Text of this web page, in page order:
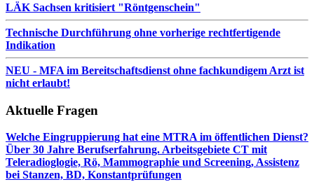
LÄK Sachsen kritisiert "Röntgenschein"
Technische Durchführung ohne vorherige rechtfertigende
Indikation
NEU - MFA im Bereitschaftsdienst ohne fachkundigem Arzt ist
nicht erlaubt!
Aktuelle Fragen
Welche Eingruppierung hat eine MTRA im öffentlichen Dienst?
Über 30 Jahre Berufserfahrung. Arbeitsgebiete CT mit
Teleradioglogie, Rö, Mammographie und Screening, Assistenz
bei Stanzen, BD, Konstantprüfungen